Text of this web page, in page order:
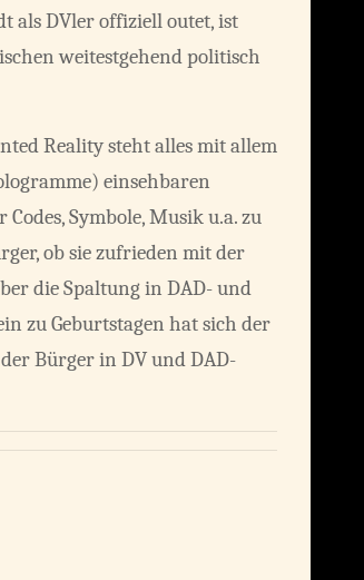
als DVler offiziell outet, ist
weitestgehend politisch
Reality steht alles mit allem
einsehbaren
Symbole, Musik u.a. zu
ob sie zufrieden mit der
die Spaltung in DAD- und
zu Geburtstagen hat sich der
Bürger in DV und DAD-